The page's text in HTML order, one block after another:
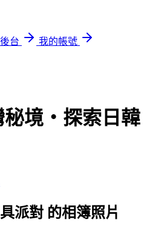
台
我的帳號
境・探索日韓
派對 的相簿照片